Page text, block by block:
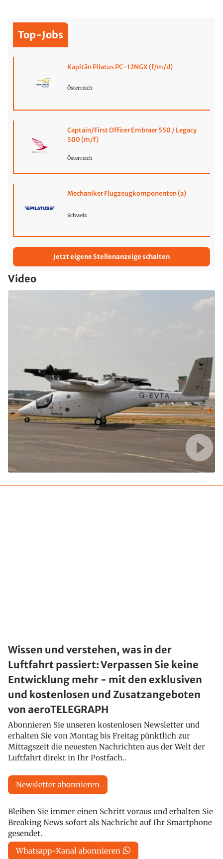
Top-Jobs
Kapitän Pilatus PC-12NGX (f/m/d)
Österreich
Captain/First Officer Embraer 550 / Legacy
500 (m/f)
Österreich
Mechaniker Flugzeugkomponenten (a)
Schweiz
Jetzt eigene Stellenanzeige schalten
Video
Wissen und verstehen, was in der
Luftfahrt passiert: Verpassen Sie keine
Entwicklung mehr - mit den exklusiven
und kostenlosen und Zusatzangeboten
von aeroTELEGRAPH
Abonnieren Sie unseren kostenlosen Newsletter und
erhalten Sie von Montag bis Freitag pünktlich zur
Mittagszeit die neuesten Nachrichten aus der Welt der
Luftfahrt direkt in Ihr Postfach..
Newsletter abonnieren
Bleiben Sie immer einen Schritt voraus und erhalten Sie
Breaking News sofort als Nachricht auf Ihr Smartphone
gesendet.
Whatsapp-Kanal abonnieren